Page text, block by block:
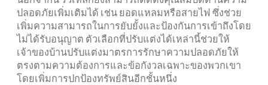
ปลอดภัยเพิ่มเติมได้ เช่น ยอดแหลมหรือสายไฟ ซึ่งช่วย
เพิ่มความสามารถในการยับยั้งและป้องกันการเข้าถึงโดย
ไม่ได้รับอนุญาต ตัวเลือกที่ปรับแต่งได้เหล่านี้ช่วยให้
เจ้าของบ้านปรับแต่งมาตรการรักษาความปลอดภัยให้
ตรงตามความต้องการและข้อกังวลเฉพาะของพวกเขา
โดยเพิ่มการปกป้องทรัพย์สินอีกชั้นหนึ่ง